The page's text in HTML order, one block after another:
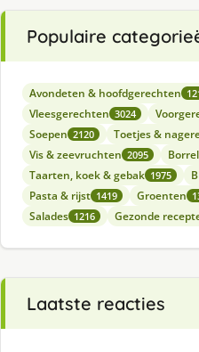
Populaire
Avondeten & hoofdgerechten
Vleesgerechten 3024
Soepen 2120 Toetjes &
Vis & zeevruchten 2095
Taarten, koek & gebak 1975
Pasta & rijst 1419 Groenten
Salades 1216 Gezonde
Laatste reacties